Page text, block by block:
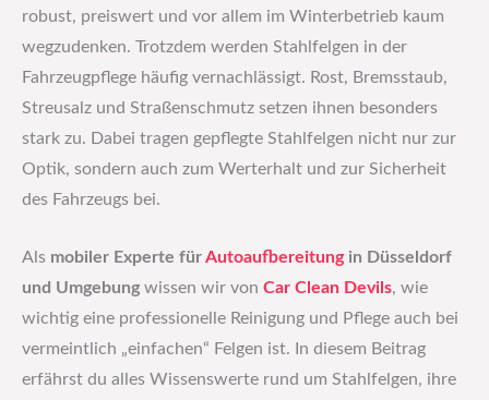
robust, preiswert und vor allem im Winterbetrieb kaum
wegzudenken. Trotzdem werden Stahlfelgen in der
Fahrzeugpflege häufig vernachlässigt. Rost, Bremsstaub,
Streusalz und Straßenschmutz setzen ihnen besonders
stark zu. Dabei tragen gepflegte Stahlfelgen nicht nur zur
Optik, sondern auch zum Werterhalt und zur Sicherheit
des Fahrzeugs bei.
Als mobiler Experte für Autoaufbereitungin Düsseldorf
und Umgebung wissen wir von Car Clean Devils, wie
wichtig eine professionelle Reinigung und Pflege auch bei
vermeintlich „einfachen“ Felgen ist. In diesem Beitrag
erfährst du alles Wissenswerte rund um Stahlfelgen, ihre